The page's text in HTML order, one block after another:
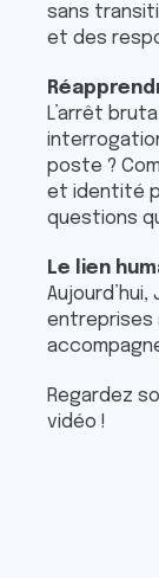
sans
et des
L’arrêt
poste ?
et identité
questions
Le lien
entreprises
Regardez
vidéo !